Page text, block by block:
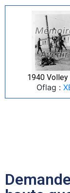
1940 Volley
Oflag :